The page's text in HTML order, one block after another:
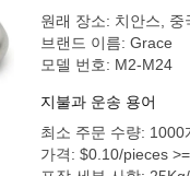
원래 장소: 치안스, 중
브랜드 이름: Grace
모델 번호: M2-M24
지불과 운송 용어
최소 주문 수량: 1000
가격: $0.10/pieces